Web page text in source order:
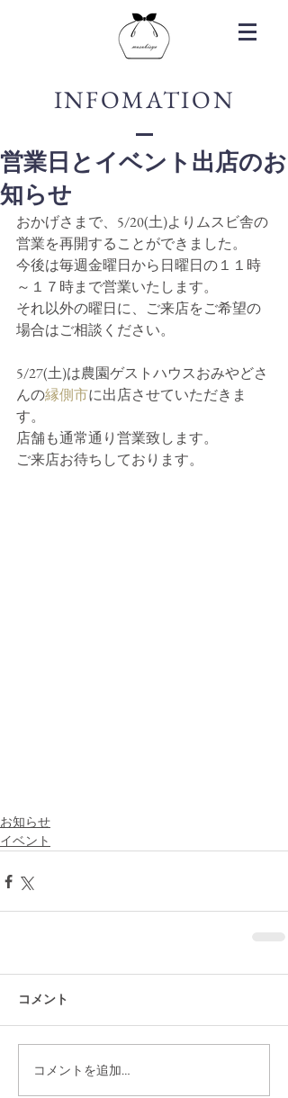
INFOMATION
営業日とイベント出店のお
知らせ
おかげさまで、5/20(土)よりムスビ舎の
営業を再開することができました。
今後は毎週金曜日から日曜日の１１時
～１７時まで営業いたします。
それ以外の曜日に、ご来店をご希望の
場合はご相談ください。
5/27(土)は農園ゲストハウスおみやどさ
んの縁側市に出店させていただきま
す。
店舗も通常通り営業致します。
ご来店お待ちしております。
お知らせ
イベント
コメント
コメントを追加…